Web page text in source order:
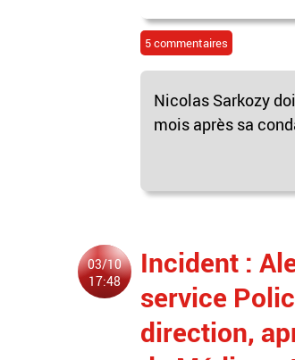
5 commentaires
Nicolas Sarkozy
mois après sa
03/10
17:48
Incident :
service
direction,